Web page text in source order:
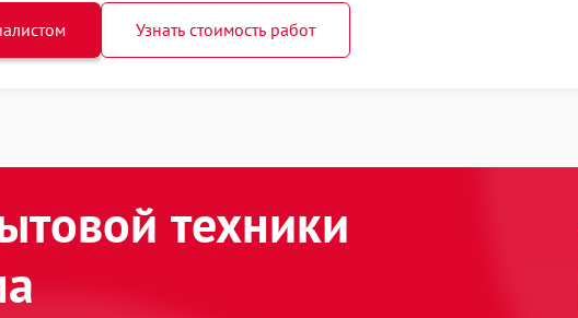
Узнать стоимость работ
техники